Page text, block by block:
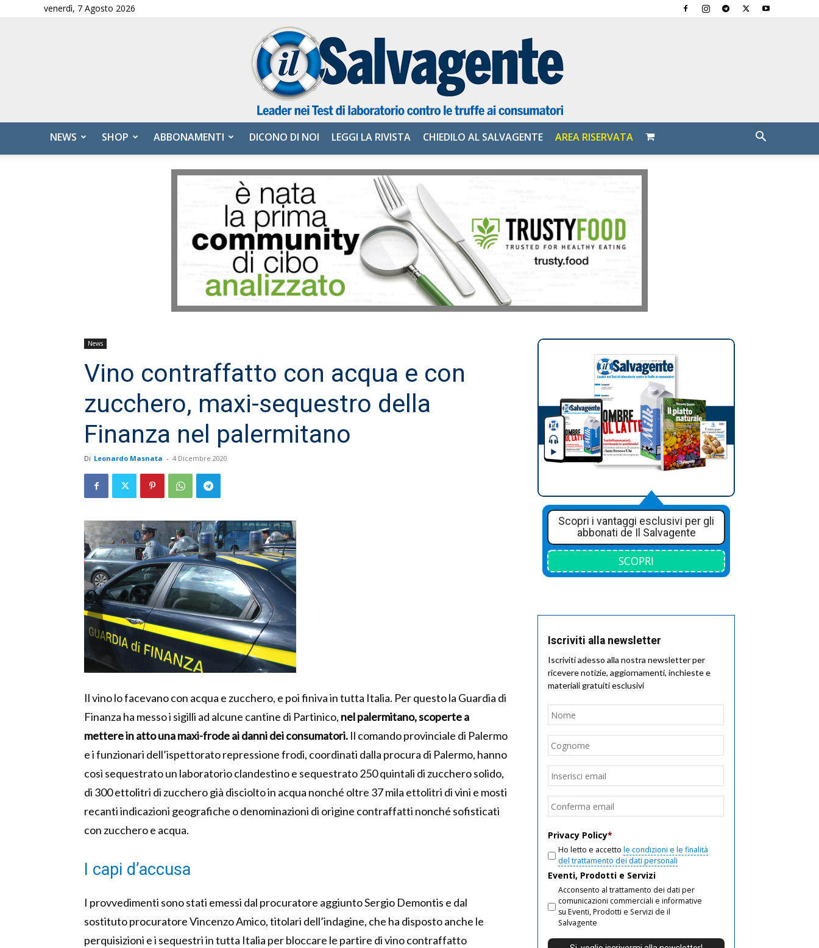
venerdì, 7 Agosto 2026
Salvagente
NEWS SHOP ABBONAMENTI DICONO DI NOI LEGGI LA RIVISTA CHIEDILO AL SALVAGENTE AREA RISERVATA
News
Vino contraffatto con acqua e con
zucchero, maxi-sequestro della
Finanza nel palermitano
Di Leonardo Masnata - 4 Dicembre 2020
Il vino lo facevano con acqua e zucchero, e poi finiva in tutta Italia. Per questo la Guardia di
Finanza ha messo i sigilli ad alcune cantine di Partinico, nel palermitano, scoperte a
mettere in atto una maxi-frode ai danni dei consumatori. Il comando provinciale di Palermo
e i funzionari dell’ispettorato repressione frodi, coordinati dalla procura di Palermo, hanno
così sequestrato un laboratorio clandestino e sequestrato 250 quintali di zucchero solido,
di 300 ettolitri di zucchero già disciolto in acqua nonché oltre 37 mila ettolitri di vini e mosti
recanti indicazioni geografiche o denominazioni di origine contraffatti nonché sofisticati
con zucchero e acqua.
I capi d’accusa
I provvedimenti sono stati emessi dal procuratore aggiunto Sergio Demontis e dal
sostituto procuratore Vincenzo Amico, titolari dell’indagine, che ha disposto anche le
perquisizioni e i sequestri in tutta Italia per bloccare le partire di vino contraffatto
Scopri i vantaggi esclusivi per gli
abbonati de Il Salvagente
SCOPRI
Iscriviti alla newsletter
Iscriviti adesso alla nostra newsletter per
ricevere notizie, aggiornamenti, inchieste e
materiali gratuiti esclusivi
Nome
Email
Privacy Policy*
Ho letto e accetto le condizioni e le finalità
del trattamento dei dati personali
Eventi, Prodotti e Servizi
Acconsento al trattamento dei dati per
comunicazioni commerciali e informative
su Eventi, Prodotti e Servizi de il
Salvagente